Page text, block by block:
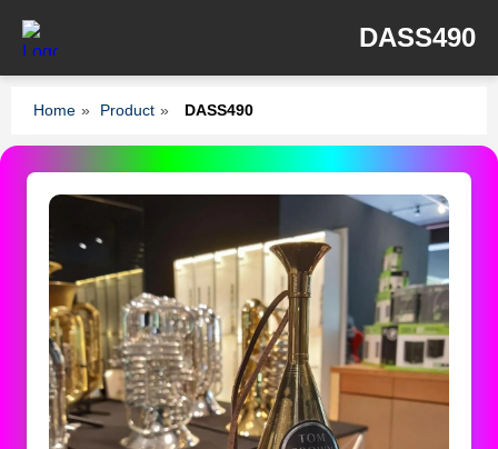
DASS490
Home » Product » DASS490